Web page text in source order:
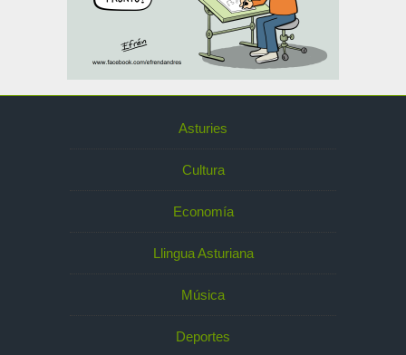
Asturies
Cultura
Economía
Llingua Asturiana
Música
Deportes